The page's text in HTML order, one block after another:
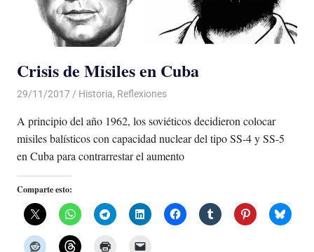
Crisis de Misiles en Cuba
29/11/2017 De todo un Poco
Historia, Reflexiones
A principio del año 1962, los soviéticos decidieron colocar
misiles balísticos con capacidad nuclear del tipo SS-4 y SS-5
en Cuba para contrarrestar el aumento
Comparte esto: